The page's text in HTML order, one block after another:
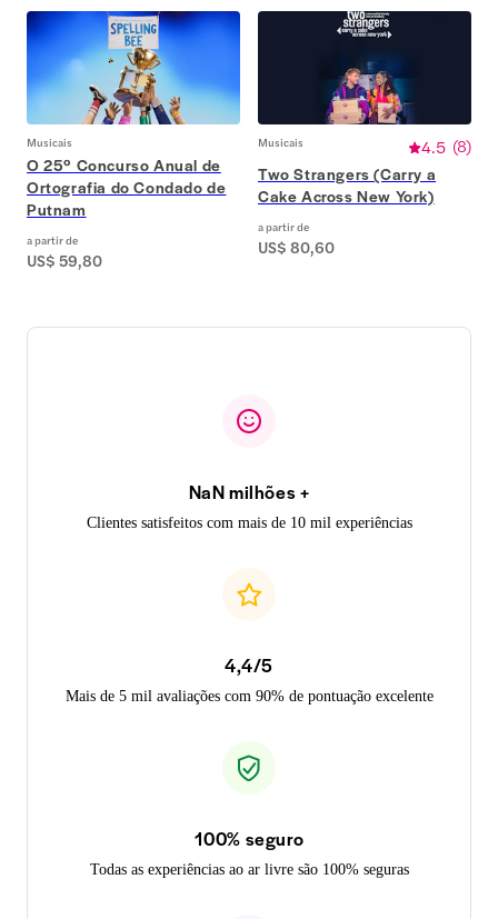
Musicais
O 25º Concurso Anual de
Ortografia do Condado de
Putnam
a partir de
US$ 59,80
Musicais 4.5 (8)
Two Strangers (Carry a
Cake Across New York)
a partir de
US$ 80,60
NaN milhões +
Clientes satisfeitos com mais de 10 mil experiências
4,4/5
Mais de 5 mil avaliações com 90% de pontuação excelente
100% seguro
Todas as experiências ao ar livre são 100% seguras